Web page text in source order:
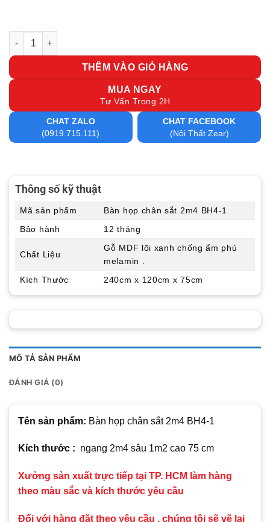
Bàn họp chân sắt 2m4 BH4-1 số lượng
THÊM VÀO GIỎ HÀNG
MUA NGAY
Tư Vấn Trong 2H
CHAT ZALO
(0919.715.111)
CHAT FACEBOOK
(Nội Thất Zear)
MÔ TẢ SẢN PHẨM
ĐÁNH GIÁ (0)
Tên sản phẩm: Bàn họp chân sắt 2m4 BH4-1
Kích thước : ngang 2m4 sâu 1m2 cao 75 cm
Xưởng sản xuất trực tiếp tại TP. HCM làm hàng
theo màu sắc và kích thước yêu cầu
Đối với hàng đặt theo yêu cầu , chúng tôi sẽ vẽ lại
Thông số kỹ thuật
Mã sản phẩm
Bàn họp chân sắt 2m4 BH4-1
Bảo hành
12 tháng
Chất Liệu
Gỗ MDF lõi xanh chống ẩm phủ
melamin .
Kích Thước
240cm x 120cm x 75cm